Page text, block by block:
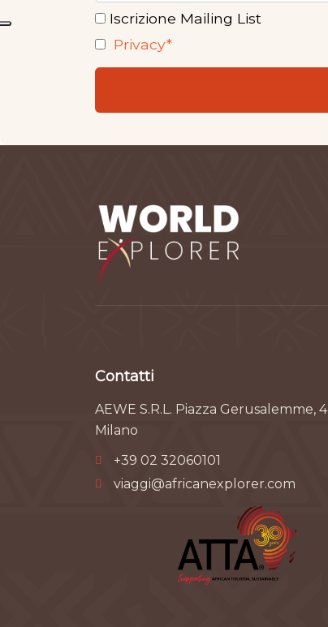
Iscrizione Mailing List
Privacy*
Contatti
AEWE S.R.L. Piazza Gerusalemme,
Milano
+39 02 32060101
viaggi@africanexplorer.com